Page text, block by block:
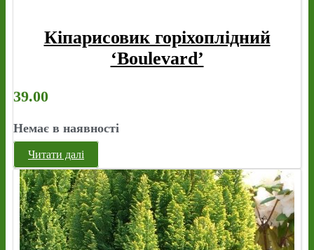
Кіпарисовик горіхоплідний
‘Boulevard’
39.00
Немає в наявності
Читати далі